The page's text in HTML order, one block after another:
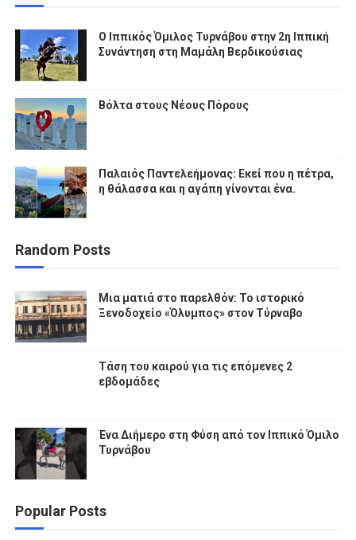
Ο Ιππικός Όμιλος Τυρνάβου στην 2η Ιππική
Συνάντηση στη Μαμάλη Βερδικούσιας
Βόλτα στους Νέους Πόρους
Παλαιός Παντελεήμονας: Εκεί που η πέτρα,
η θάλασσα και η αγάπη γίνονται ένα.
Random Posts
Μια ματιά στο παρελθόν: Το ιστορικό
Ξενοδοχείο «Όλυμπος» στον Τύρναβο
Τάση του καιρού για τις επόμενες 2
εβδομάδες
Ένα Διήμερο στη Φύση από τον Ιππικό Όμιλο
Τυρνάβου
Popular Posts